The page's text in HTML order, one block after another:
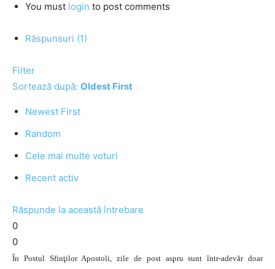
You must login to post comments
Răspunsuri (1)
Filter
Sortează după: Oldest First
Newest First
Random
Cele mai multe voturi
Recent activ
Răspunde la această întrebare
0
0
În Postul Sfinţilor Apostoli, zile de post aspru sunt într-adevăr doar